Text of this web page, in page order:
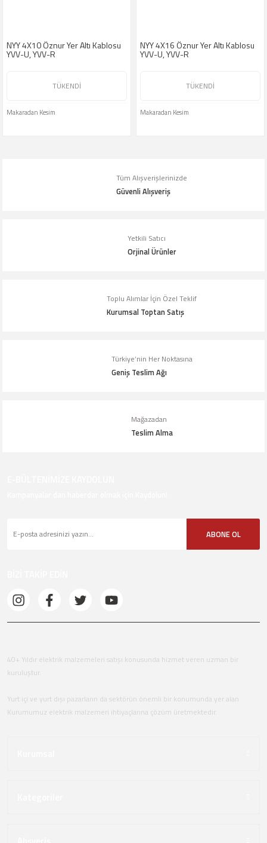
NYY 4X10 Öznur Yer Altı Kablosu
YVV-U, YVV-R
TÜKENDİ
Makaradan Kesim
NYY 4X16 Öznur Yer Altı Kablosu
YVV-U, YVV-R
TÜKENDİ
Makaradan Kesim
Tüm Alışverişlerinizde
Güvenli Alışveriş
Yetkili Satıcı
Orjinal Ürünler
Toplu Alımlar İçin Özel Teklif
Kurumsal Toptan Satış
Türkiye’nin Her Noktasına
Geniş Teslim Ağı
Mağazadan
Teslim Alma
ABONE OL
40+ Yıldır elektrik malzemeleri satışı konusunda hizmet veren uzman bir
kuruluştur.
Yurt içi ve yurt dışı pazarların da sektörün önemli bir konumunda yer alan
Kurumumuz elektrik malzemeri ihtiyaçlarına çözüm üretmektedir.